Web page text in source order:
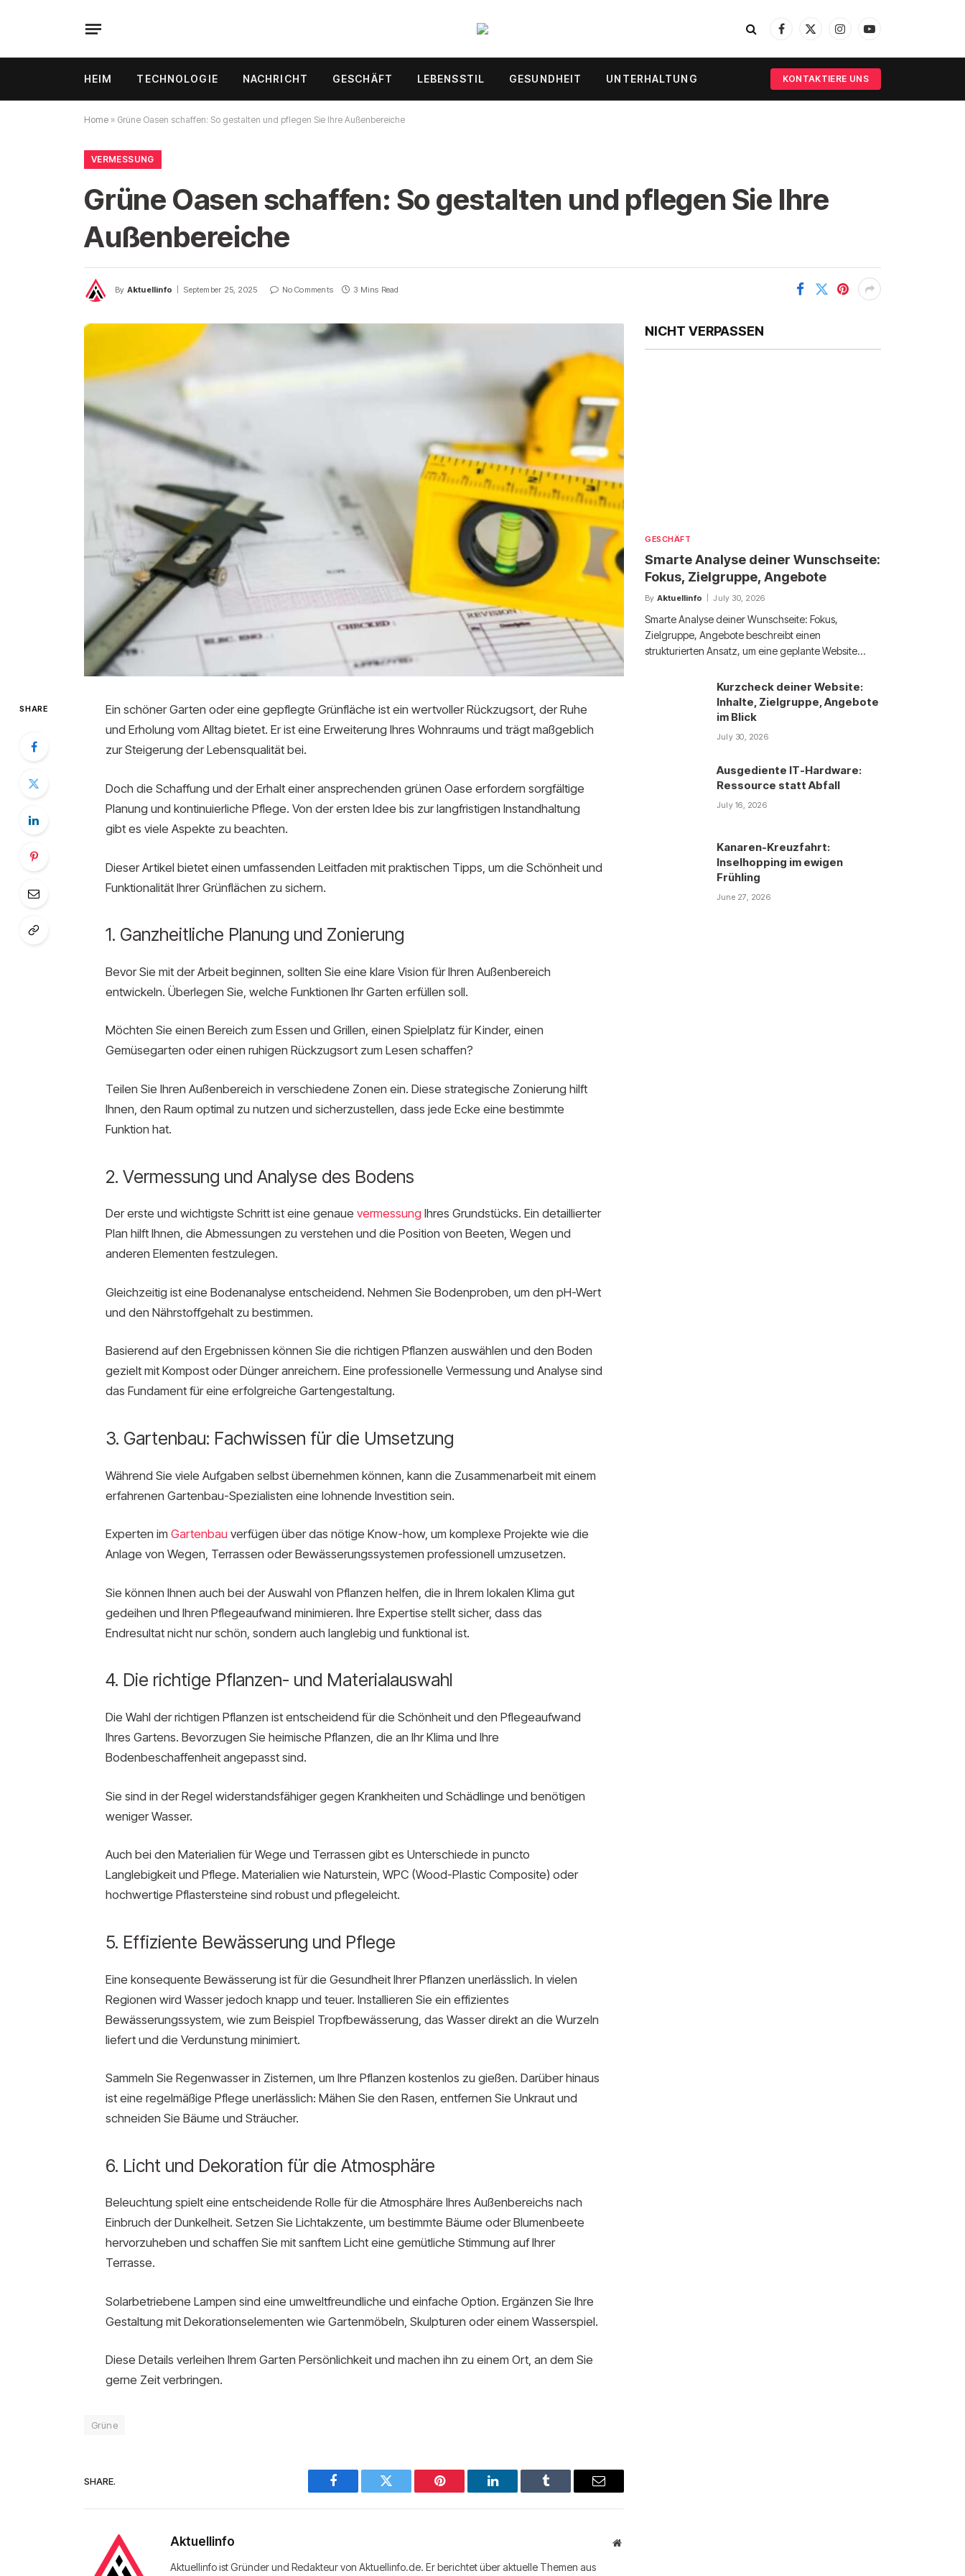
Facebook
X
InstagramYouTube
HEIM TECHNOLOGIE NACHRICHT GESCHÄFT LEBENSSTIL GESUNDHEIT UNTERHALTUNG KONTAKTIERE UNS
Home » Grüne Oasen schaffen: So gestalten und pflegen Sie Ihre Außenbereiche
VERMESSUNG
Grüne Oasen schaffen: So gestalten und pflegen Sie Ihre
Außenbereiche
By Aktuellinfo September 25, 2025 No Comments 3 Mins Read
SHARE
Ein schöner Garten oder eine gepflegte Grünfläche ist ein wertvoller Rückzugsort, der Ruhe
und Erholung vom Alltag bietet. Er ist eine Erweiterung Ihres Wohnraums und trägt maßgeblich
zur Steigerung der Lebensqualität bei.
Doch die Schaffung und der Erhalt einer ansprechenden grünen Oase erfordern sorgfältige
Planung und kontinuierliche Pflege. Von der ersten Idee bis zur langfristigen Instandhaltung
gibt es viele Aspekte zu beachten.
Dieser Artikel bietet einen umfassenden Leitfaden mit praktischen Tipps, um die Schönheit und
Funktionalität Ihrer Grünflächen zu sichern.
1. Ganzheitliche Planung und Zonierung
Bevor Sie mit der Arbeit beginnen, sollten Sie eine klare Vision für Ihren Außenbereich
entwickeln. Überlegen Sie, welche Funktionen Ihr Garten erfüllen soll.
Möchten Sie einen Bereich zum Essen und Grillen, einen Spielplatz für Kinder, einen
Gemüsegarten oder einen ruhigen Rückzugsort zum Lesen schaffen?
Teilen Sie Ihren Außenbereich in verschiedene Zonen ein. Diese strategische Zonierung hilft
Ihnen, den Raum optimal zu nutzen und sicherzustellen, dass jede Ecke eine bestimmte
Funktion hat.
2. Vermessung und Analyse des Bodens
Der erste und wichtigste Schritt ist eine genaue vermessung Ihres Grundstücks. Ein detaillierter
Plan hilft Ihnen, die Abmessungen zu verstehen und die Position von Beeten, Wegen und
anderen Elementen festzulegen.
Gleichzeitig ist eine Bodenanalyse entscheidend. Nehmen Sie Bodenproben, um den pH-Wert
und den Nährstoffgehalt zu bestimmen.
Basierend auf den Ergebnissen können Sie die richtigen Pflanzen auswählen und den Boden
gezielt mit Kompost oder Dünger anreichern. Eine professionelle Vermessung und Analyse sind
das Fundament für eine erfolgreiche Gartengestaltung.
3. Gartenbau: Fachwissen für die Umsetzung
Während Sie viele Aufgaben selbst übernehmen können, kann die Zusammenarbeit mit einem
erfahrenen Gartenbau-Spezialisten eine lohnende Investition sein.
Experten im Gartenbau verfügen über das nötige Know-how, um komplexe Projekte wie die
Anlage von Wegen, Terrassen oder Bewässerungssystemen professionell umzusetzen.
Sie können Ihnen auch bei der Auswahl von Pflanzen helfen, die in Ihrem lokalen Klima gut
gedeihen und Ihren Pflegeaufwand minimieren. Ihre Expertise stellt sicher, dass das
Endresultat nicht nur schön, sondern auch langlebig und funktional ist.
4. Die richtige Pflanzen- und Materialauswahl
Die Wahl der richtigen Pflanzen ist entscheidend für die Schönheit und den Pflegeaufwand
Ihres Gartens. Bevorzugen Sie heimische Pflanzen, die an Ihr Klima und Ihre
Bodenbeschaffenheit angepasst sind.
Sie sind in der Regel widerstandsfähiger gegen Krankheiten und Schädlinge und benötigen
weniger Wasser.
Auch bei den Materialien für Wege und Terrassen gibt es Unterschiede in puncto
Langlebigkeit und Pflege. Materialien wie Naturstein, WPC (Wood-Plastic Composite) oder
hochwertige Pflastersteine sind robust und pflegeleicht.
5. Effiziente Bewässerung und Pflege
Eine konsequente Bewässerung ist für die Gesundheit Ihrer Pflanzen unerlässlich. In vielen
Regionen wird Wasser jedoch knapp und teuer. Installieren Sie ein effizientes
Bewässerungssystem, wie zum Beispiel Tropfbewässerung, das Wasser direkt an die Wurzeln
liefert und die Verdunstung minimiert.
Sammeln Sie Regenwasser in Zisternen, um Ihre Pflanzen kostenlos zu gießen. Darüber hinaus
ist eine regelmäßige Pflege unerlässlich: Mähen Sie den Rasen, entfernen Sie Unkraut und
schneiden Sie Bäume und Sträucher.
6. Licht und Dekoration für die Atmosphäre
Beleuchtung spielt eine entscheidende Rolle für die Atmosphäre Ihres Außenbereichs nach
Einbruch der Dunkelheit. Setzen Sie Lichtakzente, um bestimmte Bäume oder Blumenbeete
hervorzuheben und schaffen Sie mit sanftem Licht eine gemütliche Stimmung auf Ihrer
Terrasse.
Solarbetriebene Lampen sind eine umweltfreundliche und einfache Option. Ergänzen Sie Ihre
Gestaltung mit Dekorationselementen wie Gartenmöbeln, Skulpturen oder einem Wasserspiel.
Diese Details verleihen Ihrem Garten Persönlichkeit und machen ihn zu einem Ort, an dem Sie
gerne Zeit verbringen.
Grüne
SHARE.
Facebook Twitter Pinterest LinkedIn Tumblr Email
Aktuellinfo Website
Aktuellinfo ist Gründer und Redakteur von Aktuellinfo.de. Er berichtet über aktuelle Themen aus
NICHT VERPASSEN
GESCHÄFT
Smarte Analyse deiner Wunschseite:
Fokus, Zielgruppe, Angebote
By Aktuellinfo July 30, 2026
Smarte Analyse deiner Wunschseite: Fokus,
Zielgruppe, Angebote beschreibt einen
strukturierten Ansatz, um eine geplante Website…
Kurzcheck deiner Website:
Inhalte, Zielgruppe, Angebote
im Blick
July 30, 2026
Ausgediente IT-Hardware:
Ressource statt Abfall
July 16, 2026
Kanaren-Kreuzfahrt:
Inselhopping im ewigen
Frühling
June 27, 2026